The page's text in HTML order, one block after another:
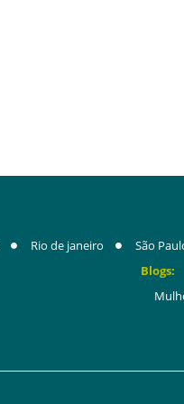
Rio de janeiro São
Blogs: